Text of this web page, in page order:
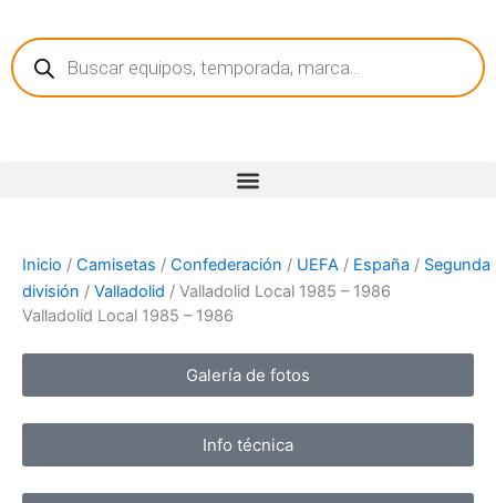
contenido
Búsqueda
de
productos
Inicio / Camisetas / Confederación / UEFA / España / Segunda
división / Valladolid / Valladolid Local 1985 – 1986
Valladolid Local 1985 – 1986
Galería de fotos
Info técnica